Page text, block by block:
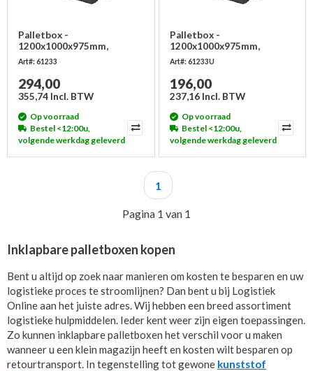
Palletbox -
1200x1000x975mm,
opvouwbaar
Art#: 61233
294,00
355,74 Incl. BTW
Op voorraad
Bestel <12:00u,
volgende werkdag geleverd
Palletbox -
1200x1000x975mm,
opvouwbaar, gebruikt
Art#: 61233U
196,00
237,16 Incl. BTW
Op voorraad
Bestel <12:00u,
volgende werkdag geleverd
Pagina 1 van 1
1
Inklapbare palletboxen kopen
Bent u altijd op zoek naar manieren om kosten te besparen en uw
logistieke proces te stroomlijnen? Dan bent u bij Logistiek
Online aan het juiste adres. Wij hebben een breed assortiment
logistieke hulpmiddelen. Ieder kent weer zijn eigen toepassingen.
Zo kunnen inklapbare palletboxen het verschil voor u maken
wanneer u een klein magazijn heeft en kosten wilt besparen op
retourtransport. In tegenstelling tot gewone kunststof